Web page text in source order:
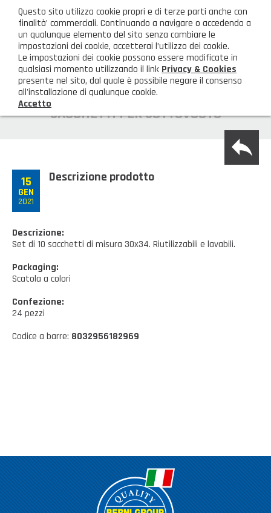
AREA CLIENTI
HOME
GAMMA PRODOTTI
Illuminazione
Borse, cesti e trolley
Casalinghi Cucina
Casalinghi Pulizia
PRODOTTI NOVITÀ
CONTATTI
Dove siamo
FAQ
SACCHETTI PER SOTTOVUOTO
15
GEN
2021
Descrizione prodotto
Descrizione:
Set di 10 sacchetti di misura 30x34. Riutilizzabili e lavabili.
Packaging:
Scatola a colori
Confezione:
24 pezzi
Codice a barre: 8032956182969
Questo sito utilizza cookie propri e di terze parti anche con
finalità’ commerciali. Continuando a navigare o accedendo a
un qualunque elemento del sito senza cambiare le
impostazioni dei cookie, accetterai l’utilizzo dei cookie.
Le impostazioni dei cookie possono essere modificate in
qualsiasi momento utilizzando il link Privacy & Cookies
presente nel sito, dal quale è possibile negare il consenso
all'installazione di qualunque cookie.
Accetto